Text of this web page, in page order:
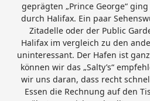
geprägten „Prince George“
durch Halifax. Ein paar
Zitadelle oder der Public
Halifax im vergleich zu den
uninteressant. Der Hafen ist
können wir das „Salty’s“
wir uns daran, dass recht
Essen die Rechnung auf den